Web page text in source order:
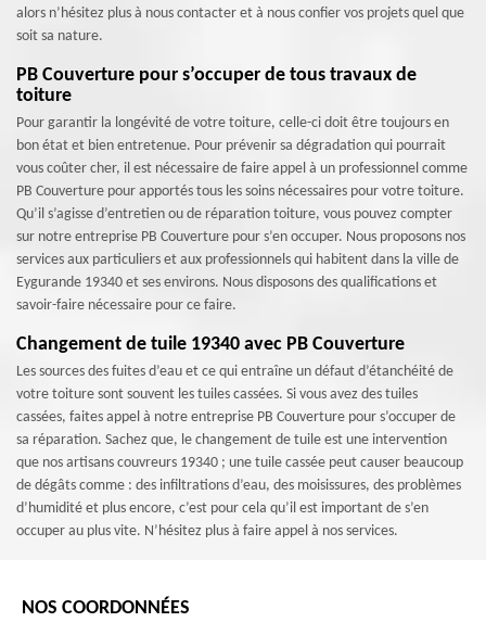
alors n’hésitez plus à nous contacter et à nous confier vos projets quel que
soit sa nature.
PB Couverture pour s’occuper de tous travaux de
toiture
Pour garantir la longévité de votre toiture, celle-ci doit être toujours en
bon état et bien entretenue. Pour prévenir sa dégradation qui pourrait
vous coûter cher, il est nécessaire de faire appel à un professionnel comme
PB Couverture pour apportés tous les soins nécessaires pour votre toiture.
Qu’il s’agisse d’entretien ou de réparation toiture, vous pouvez compter
sur notre entreprise PB Couverture pour s’en occuper. Nous proposons nos
services aux particuliers et aux professionnels qui habitent dans la ville de
Eygurande 19340 et ses environs. Nous disposons des qualifications et
savoir-faire nécessaire pour ce faire.
Changement de tuile 19340 avec PB Couverture
Les sources des fuites d’eau et ce qui entraîne un défaut d’étanchéité de
votre toiture sont souvent les tuiles cassées. Si vous avez des tuiles
cassées, faites appel à notre entreprise PB Couverture pour s’occuper de
sa réparation. Sachez que, le changement de tuile est une intervention
que nos artisans couvreurs 19340 ; une tuile cassée peut causer beaucoup
de dégâts comme : des infiltrations d’eau, des moisissures, des problèmes
d’humidité et plus encore, c’est pour cela qu’il est important de s’en
occuper au plus vite. N’hésitez plus à faire appel à nos services.
NOS COORDONNÉES